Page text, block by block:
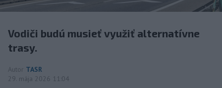
Vodiči budú musieť využiť alternatívne
trasy.
Autor TASR
29. mája 2026 11:04